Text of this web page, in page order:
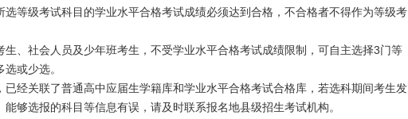
选等级考试科目的学业水平合格考试成绩必须达到合格，不合格者不得作为等级考
生、社会人员及少年班考生，不受学业水平合格考试成绩限制，可自主选择3门等
或少选。
已经关联了普通高中应届生学籍库和学业水平合格考试合格库，若选科期间考生发
够选报的科目等信息有误，请及时联系报名地县级招生考试机构。